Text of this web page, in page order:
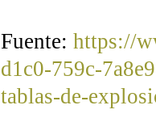
Fuente: https://
d1c0-759c-
tablas-de-